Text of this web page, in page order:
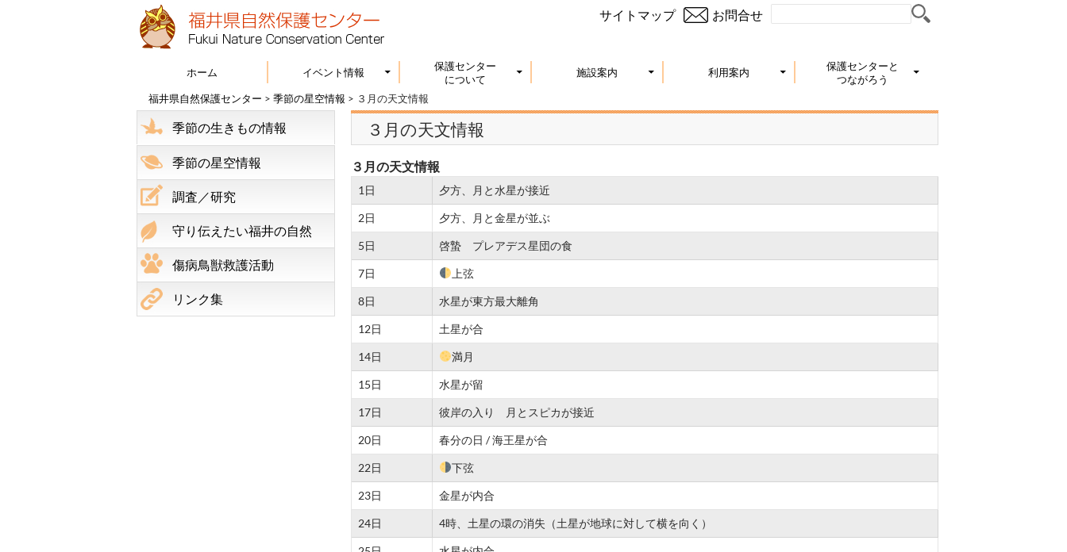
お問合せ
サイトマップ
ホーム イベント情報
保護センター
について
施設案内 利用案内
保護センターと
つながろう
福井県自然保護センター > 季節の星空情報 > ３月の天文情報
３月の天文情報
３月の天文情報
1日 夕方、月と水星が接近
2日 夕方、月と金星が並ぶ
5日 啓蟄 プレアデス星団の食
7日 上弦
8日 水星が東方最大離角
12日 土星が合
14日 満月
15日 水星が留
17日 彼岸の入り 月とスピカが接近
20日 春分の日 / 海王星が合
22日 下弦
23日 金星が内合
24日 4時、土星の環の消失（土星が地球に対して横を向く）
季節の生きもの情報
季節の星空情報
調査／研究
守り伝えたい福井の自然
傷病鳥獣救護活動
リンク集